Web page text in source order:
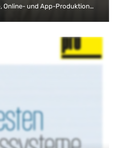
Online- und App-Produktion
InterRed umgestellt.
auf ein
Das Großprojekt